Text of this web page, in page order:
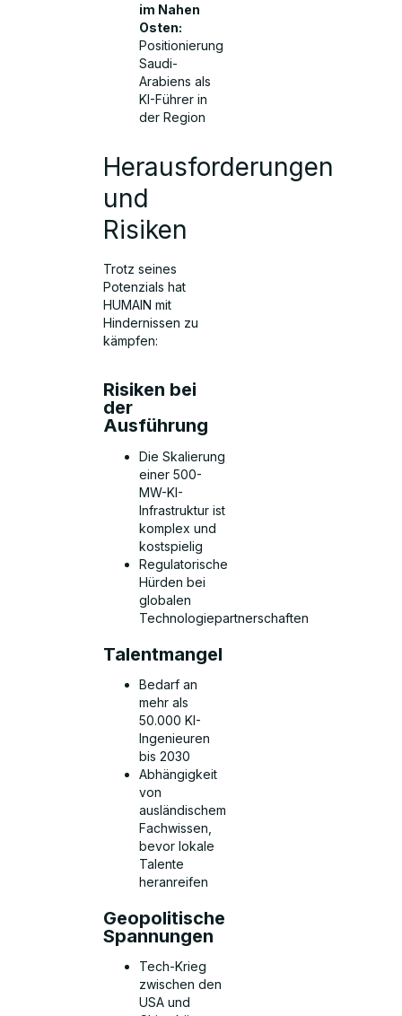
im Nahen
Osten:
Positionierung
Saudi-
Arabiens als
KI-Führer in
der Region
Herausforderungen
und
Risiken
Trotz seines
Potenzials hat
HUMAIN mit
Hindernissen zu
kämpfen:
Risiken bei
der
Ausführung
Die Skalierung
einer 500-
MW-KI-
Infrastruktur ist
komplex und
kostspielig
Regulatorische
Hürden bei
globalen
Technologiepartnerschaften
Talentmangel
Bedarf an
mehr als
50.000 KI-
Ingenieuren
bis 2030
Abhängigkeit
von
ausländischem
Fachwissen,
bevor lokale
Talente
heranreifen
Geopolitische
Spannungen
Tech-Krieg
zwischen den
USA und